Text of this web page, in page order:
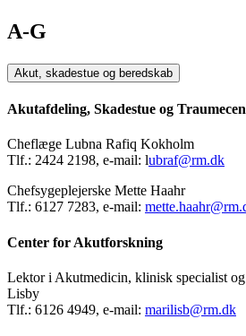
A-G
Akut, skadestue og beredskab
Akutafdeling, Skadestue og
Cheflæge Lubna Rafiq Kokholm
Tlf.: 2424 2198, e-mail: lubraf@rm.dk
Chefsygeplejerske Mette Haahr
Tlf.: 6127 7283, e-mail:
Center for Akutforskning
Lektor i Akutmedicin, klinisk specialist
Lisby
Tlf.: 6126 4949, e-mail: marilisb@rm.dk